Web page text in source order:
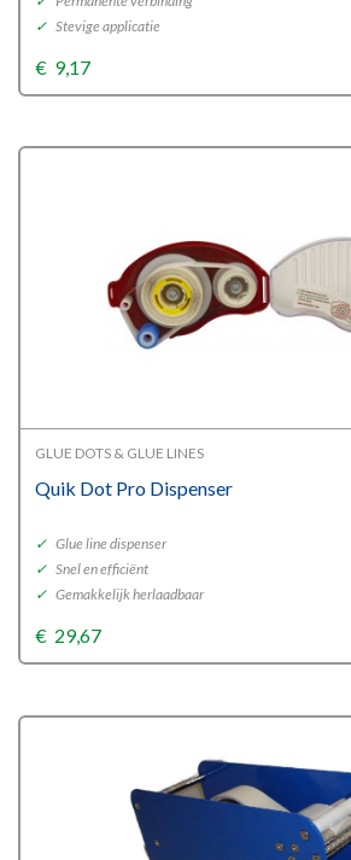
✓ Stevige applicatie
€ 9,17
GLUE DOTS & GLUE LINES
Quik Dot Pro Dispenser
✓ Glue line dispenser
✓ Snel en efficiënt
✓ Gemakkelijk herlaadbaar
€ 29,67